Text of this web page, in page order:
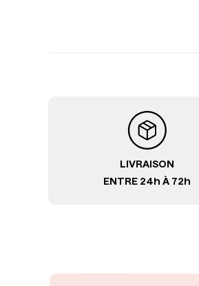
LIVRAISON
ENTRE 24h À 72h